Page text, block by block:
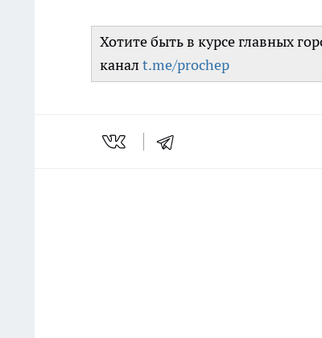
Хотите быть в курсе главных
канал t.me/prochep